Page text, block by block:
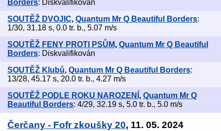
Borders: Diskvalifikován
SOUTĚŽ DVOJIC, Quantum Mr Q Beautiful Borders:
1/30, 31.18 s, 0.0 tr. b., 5.07 m/s
SOUTĚŽ FENY PROTI PSŮM, Quantum Mr Q Beautiful
Borders: Diskvalifikován
SOUTĚŽ Klubů, Quantum Mr Q Beautiful Borders:
13/28, 45.17 s, 20.0 tr. b., 4.27 m/s
SOUTĚŽ PODLE ROKU NAROZENÍ , Quantum Mr Q
Beautiful Borders: 4/29, 32.19 s, 5.0 tr. b., 5.0 m/s
Čerčany - Fofr zkoušky 20, 11. 05. 2024